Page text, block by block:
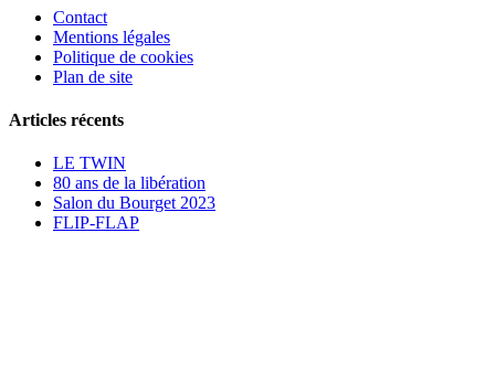
Contact
Mentions légales
Politique de cookies
Plan de site
Articles récents
LE TWIN
80 ans de la libération
Salon du Bourget 2023
FLIP-FLAP